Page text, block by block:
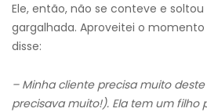
Ele, então, não se conteve e
gargalhada. Aproveitei o
disse:
– Minha cliente precisa muito
precisava muito!). Ela tem um filho